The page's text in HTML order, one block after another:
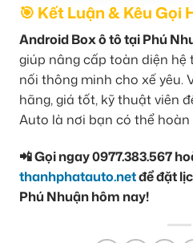
🎯 Kết Luận & Kêu Gọi
Android Box ô tô tại Phú
giúp nâng cấp toàn diện hệ
nối thông minh cho xế yêu.
hãng, giá tốt, kỹ thuật viên
Auto là nơi bạn có thể
📲 Gọi ngay 0977.383.567
thanhphatauto.netđể đặt
Phú Nhuận hôm nay!